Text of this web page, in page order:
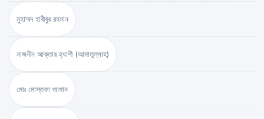
মুহাম্মদ হাবীবুর রহমান
নাজনীন আক্তার হ্যাপী (আমাতুল্লাহ)
মোঃ মোস্তফা জামান